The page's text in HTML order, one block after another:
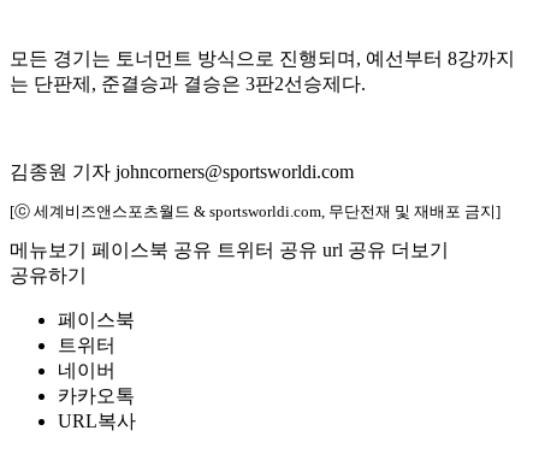
모든 경기는 토너먼트 방식으로 진행되며, 예선부터 8강까지
는 단판제, 준결승과 결승은 3판2선승제다.
김종원 기자 johncorners@sportsworldi.com
[ⓒ 세계비즈앤스포츠월드 & sportsworldi.com, 무단전재 및 재배포 금지]
메뉴보기 페이스북 공유 트위터 공유 url 공유 더보기
공유하기
페이스북
트위터
네이버
카카오톡
URL복사